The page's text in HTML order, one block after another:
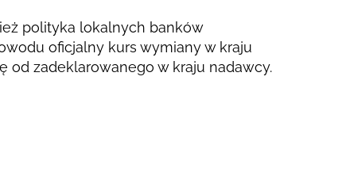
polityka lokalnych banków
oficjalny kurs wymiany w kraju
od zadeklarowanego w kraju nadawcy.